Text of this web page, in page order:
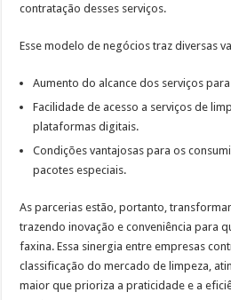
contratação desses serviços.
Esse modelo de negócios traz diversas
Aumento do alcance dos serviços
Facilidade de acesso a serviços de
plataformas digitais.
Condições vantajosas para os
pacotes especiais.
As parcerias estão, portanto,
trazendo inovação e conveniência para
faxina. Essa sinergia entre empresas
classificação do mercado de limpeza,
maior que prioriza a praticidade e a